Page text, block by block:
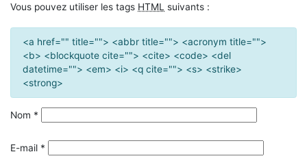
Vous pouvez utiliser les tags HTML suivants :
<a href="" title=""> <abbr title=""> <acronym title="">
<b> <blockquote cite=""> <cite> <code> <del
datetime=""> <em> <i> <q cite=""> <s> <strike>
<strong>
Nom *
E-mail *